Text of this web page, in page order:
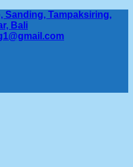
Sanding, Tampaksiring,
Bali